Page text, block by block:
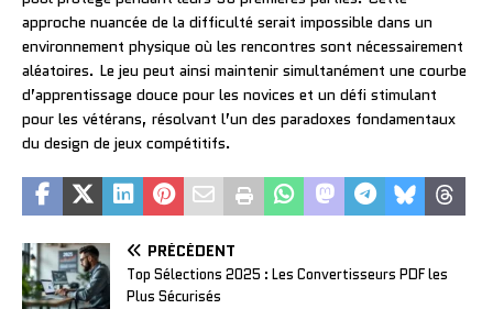
approche nuancée de la difficulté serait impossible dans un
environnement physique où les rencontres sont nécessairement
aléatoires. Le jeu peut ainsi maintenir simultanément une courbe
d’apprentissage douce pour les novices et un défi stimulant
pour les vétérans, résolvant l’un des paradoxes fondamentaux
du design de jeux compétitifs.
PRÉCÉDENT
Top Sélections 2025 : Les Convertisseurs PDF les
Plus Sécurisés